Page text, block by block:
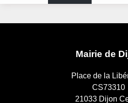
Mairie de
Place de la
CS73310
21033 Dijon